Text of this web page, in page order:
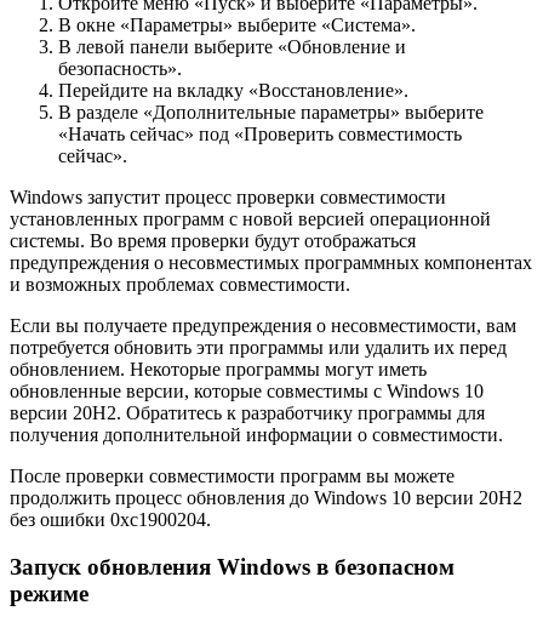
В окне «Параметры» выберите «Система».
В левой панели выберите «Обновление и
безопасность».
Перейдите на вкладку «Восстановление».
В разделе «Дополнительные параметры» выберите
«Начать сейчас» под «Проверить совместимость
сейчас».
Windows запустит процесс проверки совместимости
установленных программ с новой версией операционной
системы. Во время проверки будут отображаться
предупреждения о несовместимых программных компонентах
и возможных проблемах совместимости.
Если вы получаете предупреждения о несовместимости, вам
потребуется обновить эти программы или удалить их перед
обновлением. Некоторые программы могут иметь
обновленные версии, которые совместимы с Windows 10
версии 20H2. Обратитесь к разработчику программы для
получения дополнительной информации о совместимости.
После проверки совместимости программ вы можете
продолжить процесс обновления до Windows 10 версии 20H2
без ошибки 0xc1900204.
Запуск обновления Windows в безопасном
режиме